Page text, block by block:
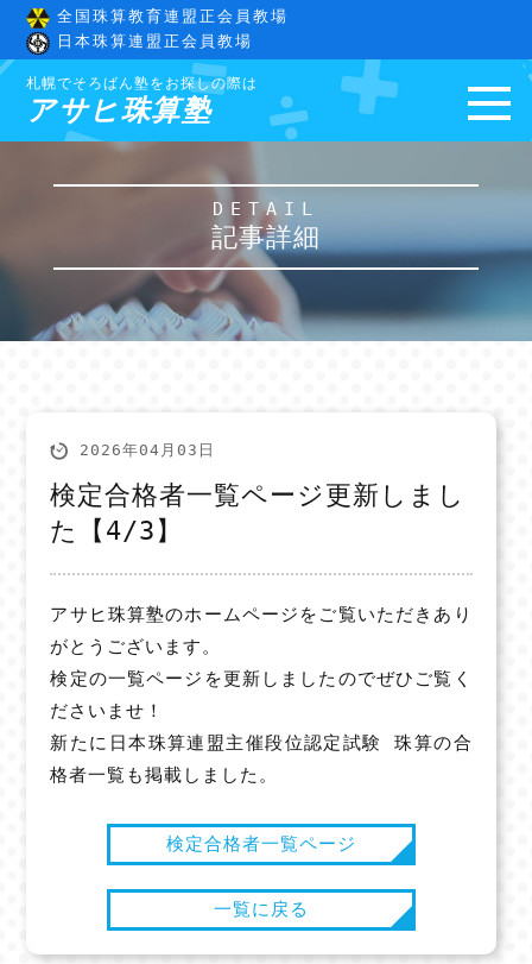
全国珠算教育連盟正会員教場
日本珠算連盟正会員教場
札幌でそろばん塾をお探しの際は
アサヒ珠算塾
DETAIL
記事詳細
2026年04月03日
検定合格者一覧ページ更新しまし
た【4/3】
アサヒ珠算塾のホームページをご覧いただきあり
がとうございます。
検定の一覧ページを更新しましたのでぜひご覧く
ださいませ！
新たに日本珠算連盟主催段位認定試験 珠算の合
格者一覧も掲載しました。
検定合格者一覧ページ
一覧に戻る